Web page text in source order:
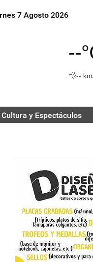
7 Agosto 2026
--
💨--
Cultura y Espectáculos